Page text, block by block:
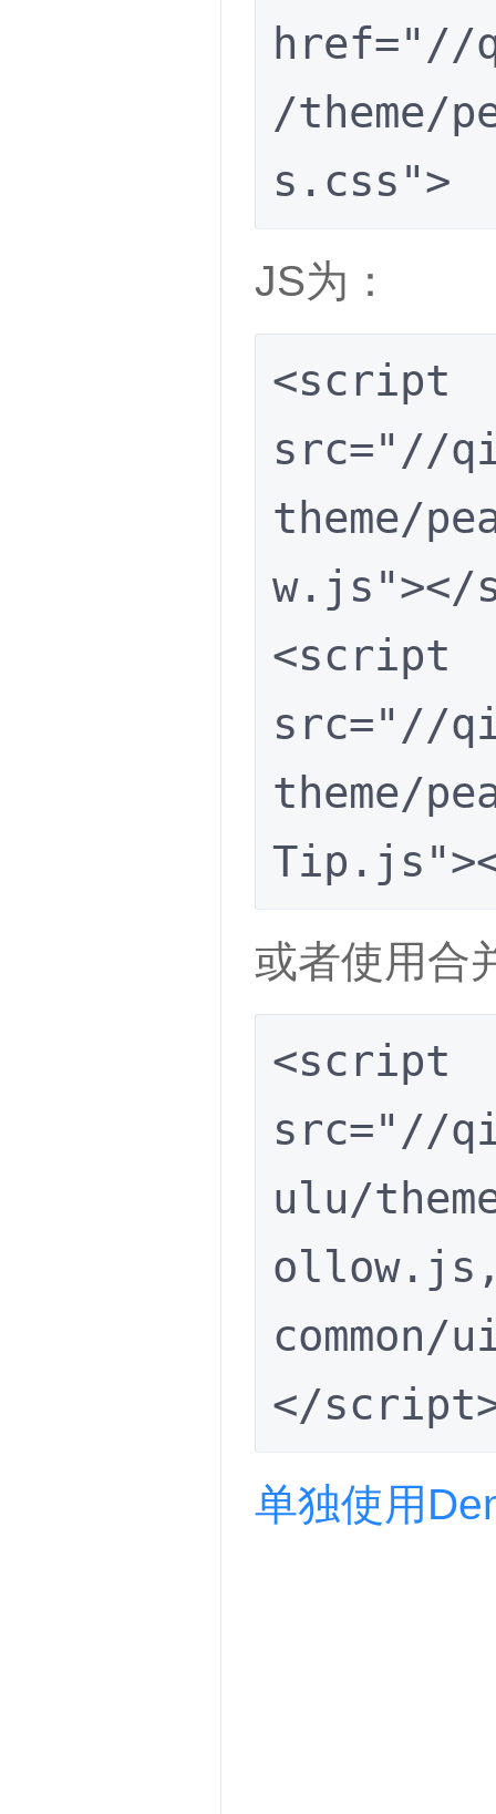
href="//
/theme/
s.css">
JS为：
<script
src="//
theme/
w.js"></
<script
src="//
theme/
或者使用合
<script
src="//
ulu/
</
单独使用